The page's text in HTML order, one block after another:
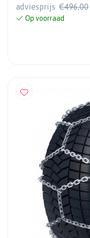
adviesprijs €496,00
Op voorraad